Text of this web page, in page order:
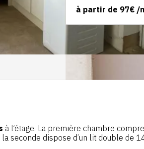
à partir de 97€ /
à l’étage. La première chambre
seconde dispose d’un lit double de